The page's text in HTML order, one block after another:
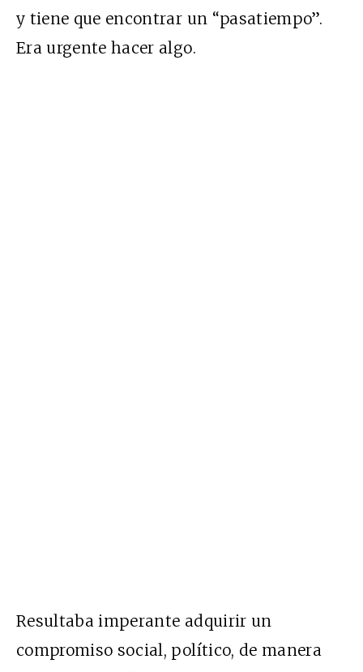
y tiene que encontrar un “pasatiempo”.
Era urgente hacer algo.
Resultaba imperante adquirir un
compromiso social, político, de manera